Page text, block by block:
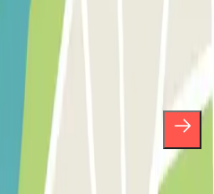
newsletter et
des concours et
notre politique de confidentialité
commerciales de Parclick. Sans
désinscrire quand vous le